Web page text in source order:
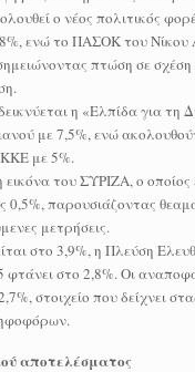
ο νέος πολιτικός
ενώ το ΠΑΣΟΚ του
πτώση σε σχέση
η «Ελπίδα για τη
με 7,5%, ενώ
με 5%.
εικόνα του ΣΥΡΙΖΑ, ο
0,5%, παρουσιάζοντας
μετρήσεις.
στο 3,9%, η Πλεύση
στο 2,8%. Οι
στοιχείο που δείχνει
αποτελέσματος